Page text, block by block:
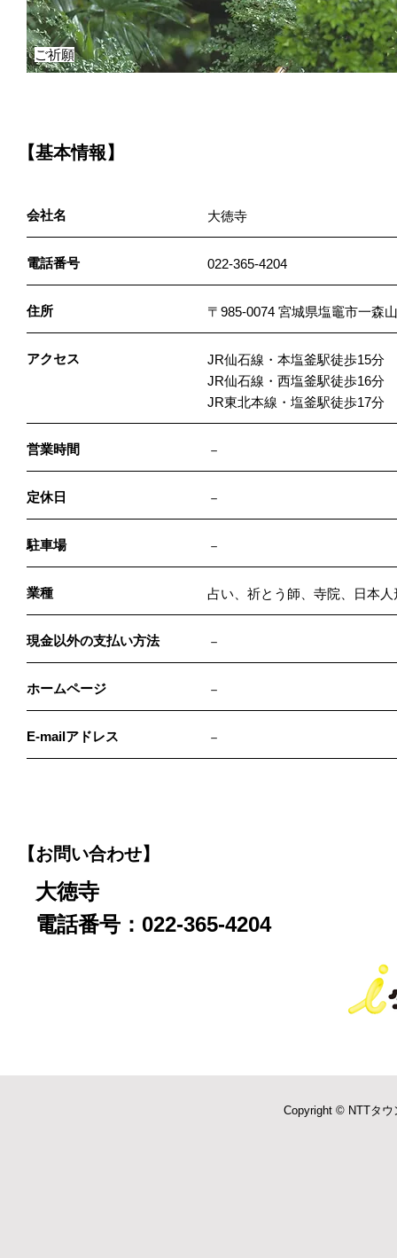
ご祈願
【基本情報】
会社名 大徳寺
電話番号 022-365-4204
住所 〒985-0074 宮城県塩竈市一森
アクセス
JR仙石線・本塩釜駅徒歩15分
JR仙石線・西塩釜駅徒歩16分
JR東北本線・塩釜駅徒歩17分
営業時間 －
定休日 －
駐車場 －
業種 占い、祈とう師、寺院、日本人
現金以外の支払い方法 －
ホームページ －
E-mailアドレス －
【お問い合わせ】
大徳寺
電話番号：022-365-4204
Copyright © NTTタウ